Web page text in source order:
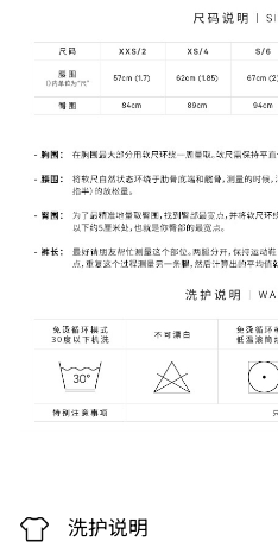
洗护说明